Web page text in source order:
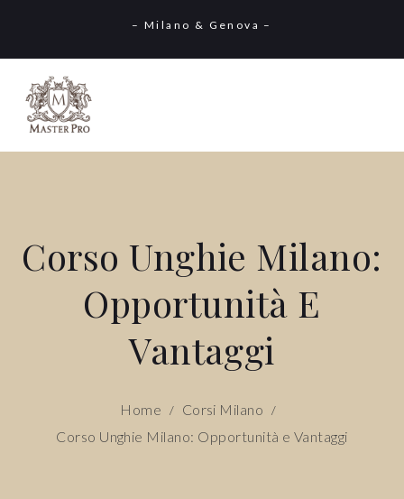
– Milano & Genova –
Corso Unghie Milano:
Opportunità E
Vantaggi
Home / Corsi Milano /
Corso Unghie Milano: Opportunità e Vantaggi